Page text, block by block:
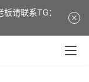
请联系TG：
8-year-old